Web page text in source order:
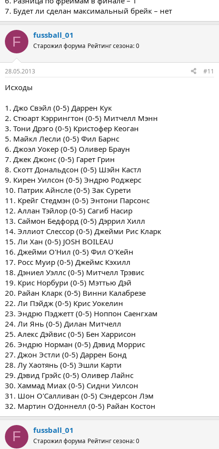
7. Будет ли сделан максимальный брейк – нет
F fussball_01
Старожил форума Рейтинг сезона: 0
28.05.2013 #11
Исходы
1. Джо Свэйл (0-5) Даррен Кук
2. Стюарт Кэррингтон (0-5) Митчелл Мэнн
3. Тони Дрэго (0-5) Кристофер Кеоган
5. Майкл Лесли (0-5) Фил Барнс
6. Джоэл Уокер (0-5) Оливер Браун
7. Джек Джонс (0-5) Гарет Грин
8. Скотт Дональдсон (0-5) Шэйн Кастл
9. Кирен Уилсон (0-5) Эндрю Роджерс
10. Патрик Айнсле (0-5) Зак Сурети
11. Крейг Стедмэн (0-5) Энтони Парсонс
12. Аллан Тэйлор (0-5) Сагиб Насир
13. Саймон Бедфорд (0-5) Дэррил Хилл
14. Эллиот Слессор (0-5) Джейми Рис Кларк
15. Ли Хан (0-5) JOSH BOILEAU
16. Джейми О'Нил (0-5) Фил О'Кейн
17. Росс Муир (0-5) Джеймс Кэхилл
18. Дэниел Уэллс (0-5) Митчелл Трэвис
19. Крис Норбури (0-5) Мэттью Дэй
20. Райан Кларк (0-5) Винни Калабрезе
22. Ли Пэйдж (0-5) Крис Уокелин
23. Эндрю Пэджетт (0-5) Ноппон Саенгхам
24. Ли Янь (0-5) Дилан Митчелл
25. Алекс Дэйвис (0-5) Бен Харрисон
26. Эндрю Норман (0-5) Дэвид Моррис
27. Джон Эстли (0-5) Даррен Бонд
28. Лу Хаотянь (0-5) Эшли Карти
29. Дэвид Грэйс (0-5) Оливер Лайнс
30. Хаммад Миах (0-5) Сидни Уилсон
31. Шон О'Салливан (0-5) Сэндерсон Лэм
32. Мартин О'Доннелл (0-5) Райан Костон
F fussball_01
Старожил форума Рейтинг сезона: 0